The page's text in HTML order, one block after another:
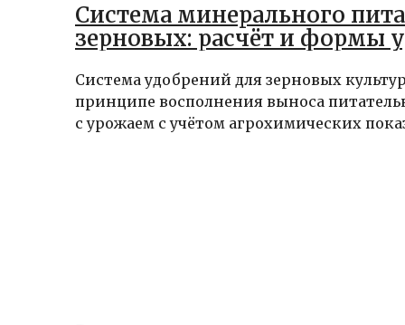
Система минерального
зерновых: расчёт и формы
Система удобрений для зерновых
принципе восполнения выноса
с урожаем с учётом агрохимических